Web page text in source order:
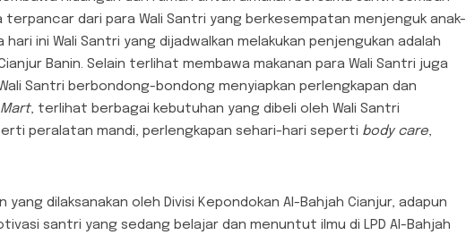
dari para Wali Santri yang berkesempatan menjenguk anak-
ini Wali Santri yang dijadwalkan melakukan penjengukan adalah
Banin. Selain terlihat membawa makanan para Wali Santri juga
Santri berbondong-bondong menyiapkan perlengkapan dan
Mart, terlihat berbagai kebutuhan yang dibeli oleh Wali Santri
peralatan mandi, perlengkapan sehari-hari seperti body care,
dilaksanakan oleh Divisi Kepondokan Al-Bahjah Cianjur, adapun
santri yang sedang belajar dan menuntut ilmu di LPD Al-Bahjah